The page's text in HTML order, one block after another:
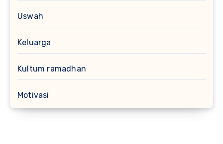
Uswah
Keluarga
Kultum ramadhan
Motivasi